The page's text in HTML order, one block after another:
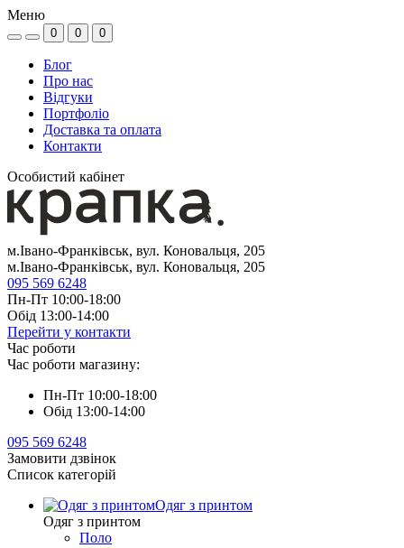
Меню
0 0 0
Блог
Про нас
Відгуки
Портфоліо
Доставка та оплата
Контакти
Особистий кабінет
м.Івано-Франківськ, вул. Коновальця, 205
м.Івано-Франківськ, вул. Коновальця, 205
095 569 6248
Пн-Пт 10:00-18:00
Обід 13:00-14:00
Перейти у контакти
Час роботи
Час роботи магазину:
Пн-Пт 10:00-18:00
Обід 13:00-14:00
095 569 6248
Замовити дзвінок
Список категорій
Одяг з принтом
Одяг з принтом
Поло